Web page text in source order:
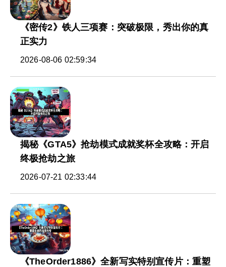
《密传2》铁人三项赛：突破极限，秀出你的真
正实力
2026-08-06 02:59:34
揭秘《GTA5》抢劫模式成就奖杯全攻略：开启
终极抢劫之旅
2026-07-21 02:33:44
《TheOrder1886》全新写实特别宣传片：重塑